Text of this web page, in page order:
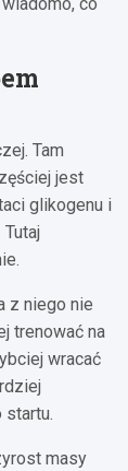
Tam
jest
glikogenu i
z niego nie
trenować na
wracać
startu.
masy